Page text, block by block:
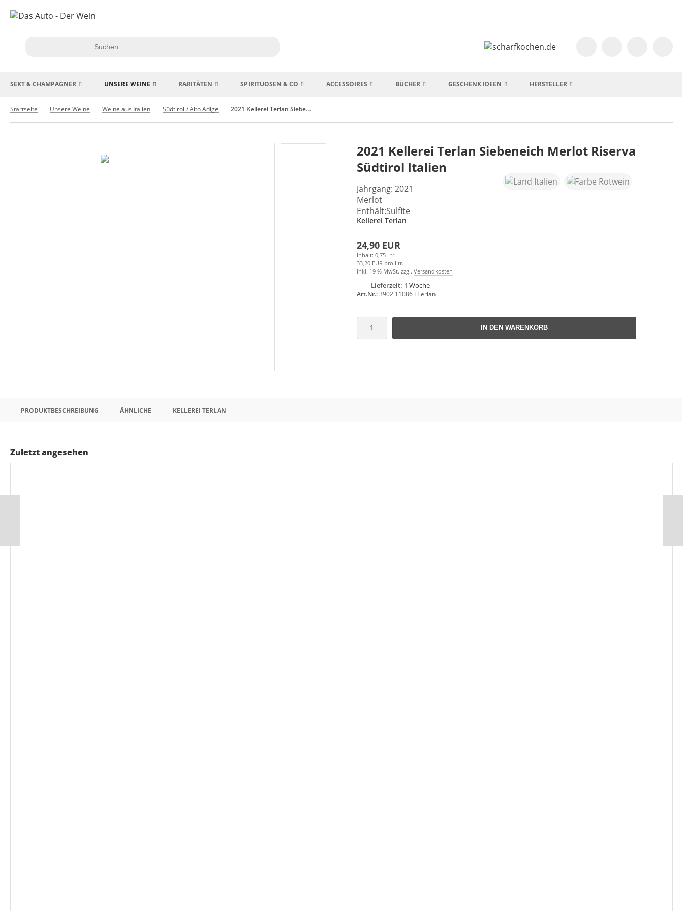
SEKT & CHAMPAGNER UNSERE WEINE RARITÄTEN SPIRITUOSEN & CO ACCESSOIRES BÜCHER GESCHENK IDEEN HERSTELLER
Startseite Unsere Weine Weine aus Italien Südtirol / Alto Adige 2021 Kellerei Terlan Siebeneich Merlot Riserva Südtirol Italien
2021 Kellerei Terlan Siebeneich Merlot Riserva
Südtirol Italien
Jahrgang: 2021
Merlot
Enthält:Sulfite
Kellerei Terlan
24,90 EUR
Inhalt: 0,75 Ltr.
33,20 EUR pro Ltr.
inkl. 19 % MwSt. zzgl. Versandkosten
Lieferzeit: 1 Woche
Art.Nr.:3902 11086 I Terlan
IN DEN WARENKORB
PRODUKTBESCHREIBUNG ÄHNLICHE KELLEREI TERLAN
Zuletzt angesehen